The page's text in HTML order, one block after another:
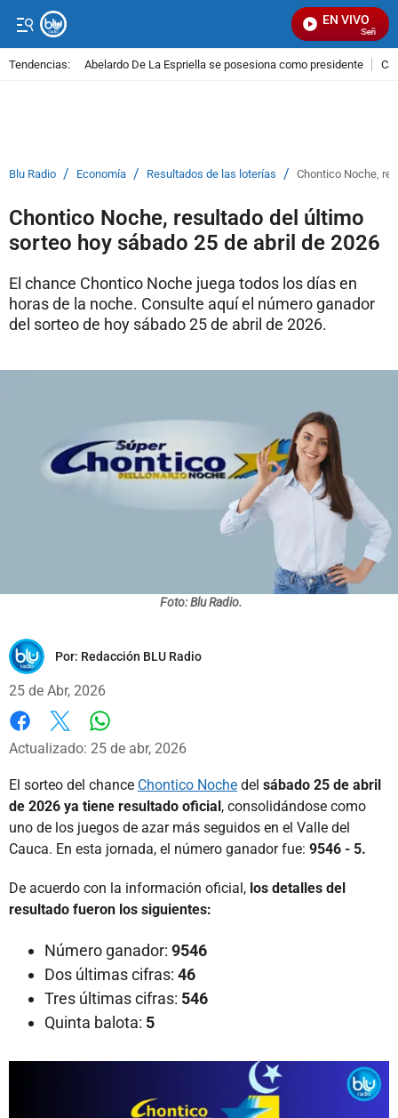
EN VIVO
Señal
Tendencias: Abelardo De La Espriella se posesiona como presidente
Blu Radio / Economía / Resultados de las loterías / Chontico Noche,
Chontico Noche, resultado del último
sorteo hoy sábado 25 de abril de 2026
El chance Chontico Noche juega todos los días en
horas de la noche. Consulte aquí el número ganador
del sorteo de hoy sábado 25 de abril de 2026.
Foto: Blu Radio.
Por: Redacción BLU Radio
25 de Abr, 2026
Facebook
X
Actualizado: 25 de abr, 2026
El sorteo del chance Chontico Noche del sábado 25 de abril
de 2026 ya tiene resultado oficial, consolidándose como
uno de los juegos de azar más seguidos en el Valle del
Cauca. En esta jornada, el número ganador fue: 9546 - 5.
De acuerdo con la información oficial, los detalles del
resultado fueron los siguientes:
Número ganador: 9546
Dos últimas cifras: 46
Tres últimas cifras: 546
Quinta balota: 5